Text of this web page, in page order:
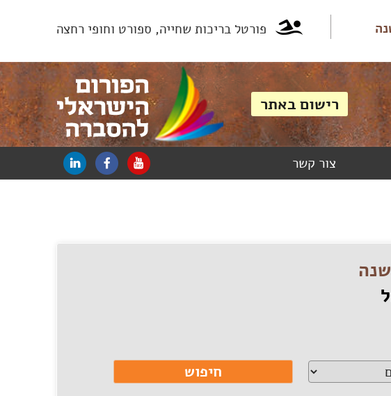
פורטל בריכות שחייה, ספורט וחופי רחצה
צור קשר